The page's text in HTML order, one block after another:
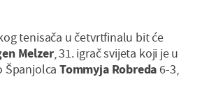
tenisača u četvrtfinalu bit će
Melzer, 31. igrač svijeta koji je u
Španjolca Tommyja Robreda6-3,